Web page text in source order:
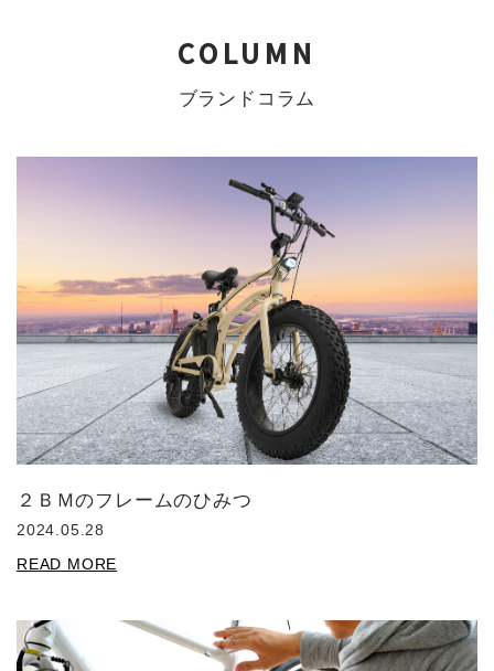
COLUMN
ブランドコラム
２ＢＭのフレームのひみつ
2024.05.28
READ MORE